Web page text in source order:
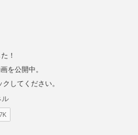
！
を公開中。
してください。